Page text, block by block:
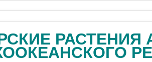
РАСТЕНИЯ